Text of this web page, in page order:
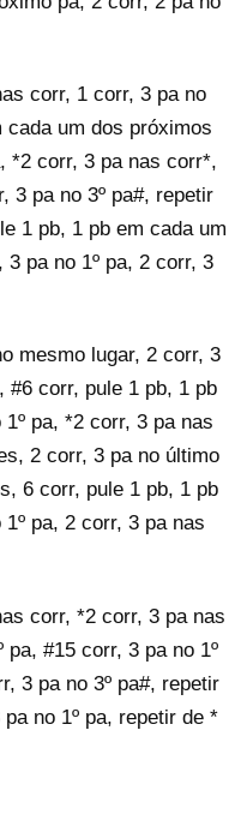
corr, 1 corr, 3 pa no
cada um dos próximos
*2 corr, 3 pa nas corr*,
3 pa no 3º pa#, repetir
1 pb, 1 pb em cada um
pa no 1º pa, 2 corr, 3
mesmo lugar, 2 corr, 3
#6 corr, pule 1 pb, 1 pb
pa, *2 corr, 3 pa nas
2 corr, 3 pa no último
6 corr, pule 1 pb, 1 pb
pa, 2 corr, 3 pa nas
corr, *2 corr, 3 pa nas
#15 corr, 3 pa no 1º
3 pa no 3º pa#, repetir
no 1º pa, repetir de *